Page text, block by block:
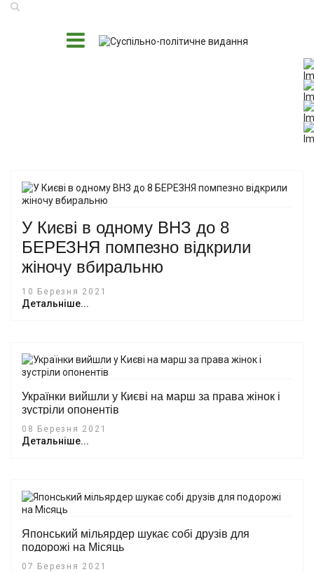
У Києві в одному ВНЗ до 8
БЕРЕЗНЯ помпезно відкрили
жіночу вбиральню
10 Березня 2021
Детальніше...
Українки вийшли у Києві на марш за права жінок і
зустріли опонентів
08 Березня 2021
Детальніше...
Японський мільярдер шукає собі друзів для
подорожі на Місяць
07 Березня 2021